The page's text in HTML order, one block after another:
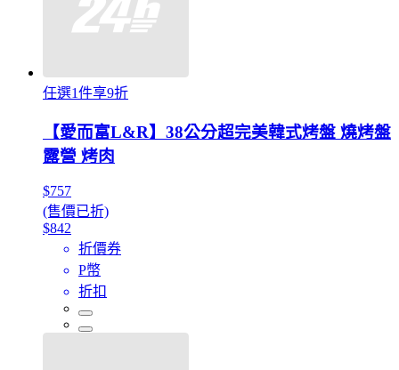
任選1件享9折
【愛而富L&R】38公分超完美韓式烤盤 燒烤盤
露營 烤肉
$757
(售價已折)
$842
折價券
P幣
折扣